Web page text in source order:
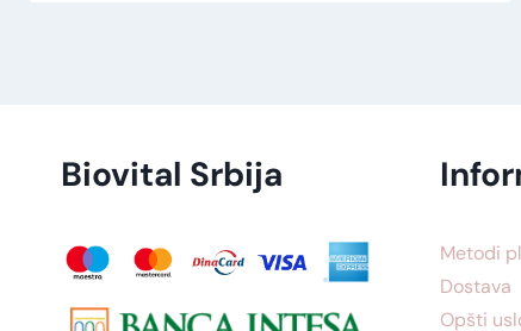
Biovital Srbija
Metodi
Dostava
Opšti